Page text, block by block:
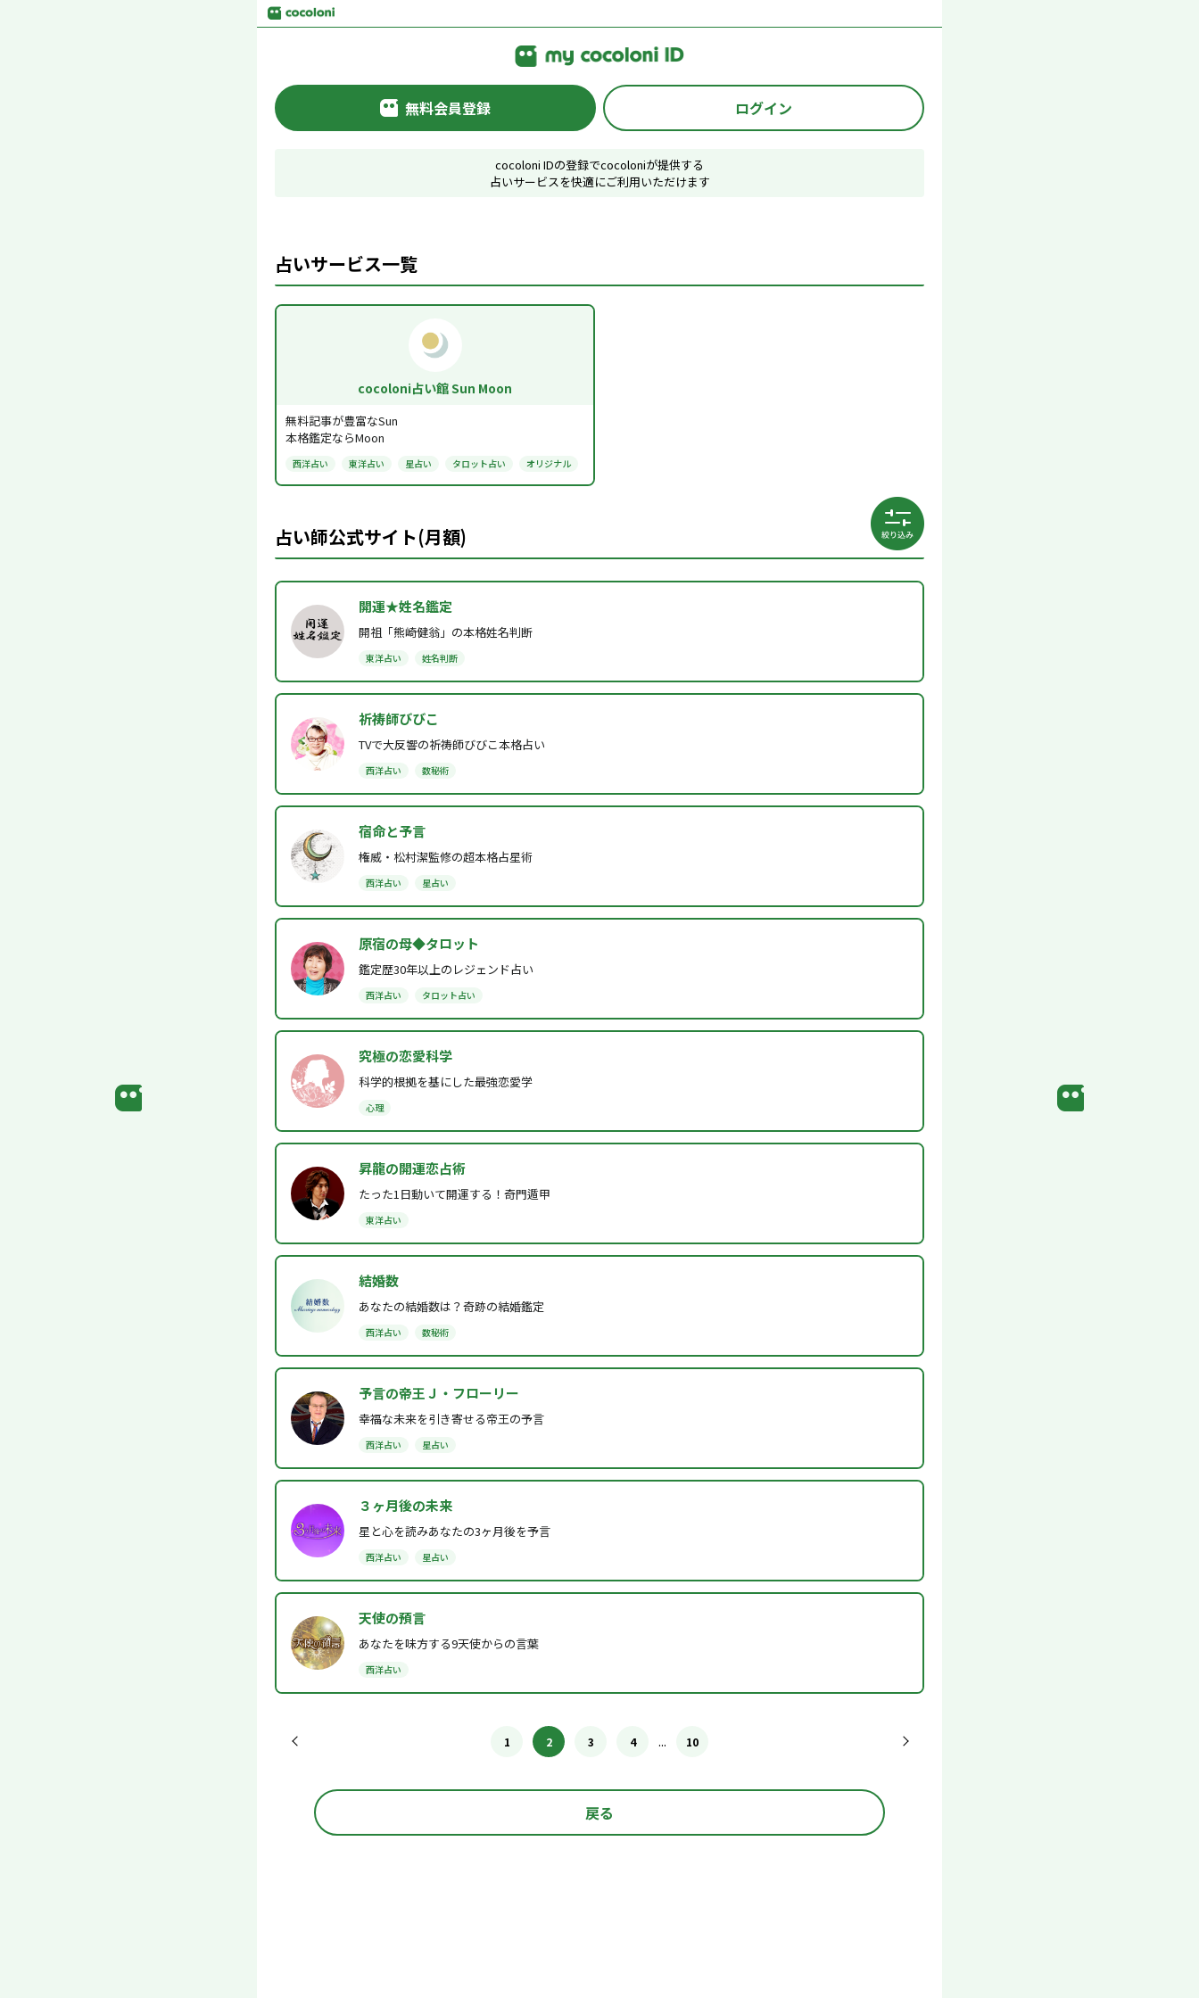
無料会員登録 ログイン
cocoloni IDの登録でcocoloniが提供する
占いサービスを快適にご利用いただけます
占いサービス一覧
cocoloni占い館 Sun Moon
無料記事が豊富なSun
本格鑑定ならMoon
西洋占い 東洋占い 星占い タロット占い オリジナル
占い師公式サイト(月額)
開運★姓名鑑定
開祖「熊崎健翁」の本格姓名判断
東洋占い 姓名判断
祈祷師びびこ
TVで大反響の祈祷師びびこ本格占い
西洋占い 数秘術
宿命と予言
権威・松村潔監修の超本格占星術
西洋占い 星占い
原宿の母◆タロット
鑑定歴30年以上のレジェンド占い
西洋占い タロット占い
究極の恋愛科学
科学的根拠を基にした最強恋愛学
心理
昇龍の開運恋占術
たった1日動いて開運する！奇門遁甲
東洋占い
結婚数
あなたの結婚数は？奇跡の結婚鑑定
西洋占い 数秘術
予言の帝王Ｊ・フローリー
幸福な未来を引き寄せる帝王の予言
西洋占い 星占い
３ヶ月後の未来
星と心を読みあなたの3ヶ月後を予言
西洋占い 星占い
天使の預言
あなたを味方する9天使からの言葉
西洋占い
1 2 3 4 ... 10
戻る